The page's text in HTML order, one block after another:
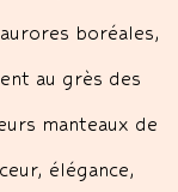
boréales,
au grès des
manteaux de
élégance,